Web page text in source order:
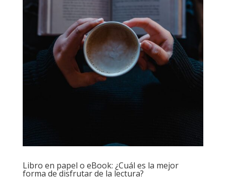
Libro en papel o eBook: ¿Cuál es la mejor
forma de disfrutar de la lectura?